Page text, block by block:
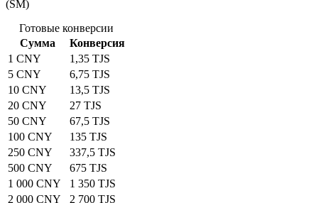
(SM)
Готовые конверсии
Сумма
Конверсия
1 CNY
1,35 TJS
5 CNY
6,75 TJS
10 CNY
13,5 TJS
20 CNY
27 TJS
50 CNY
67,5 TJS
100 CNY
135 TJS
250 CNY
337,5 TJS
500 CNY
675 TJS
1 000 CNY
1 350 TJS
2 000 CNY
2 700 TJS